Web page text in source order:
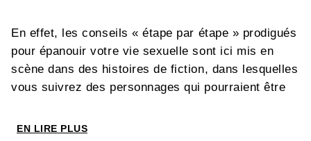
En effet, les conseils « étape par étape » prodigués
pour épanouir votre vie sexuelle sont ici mis en
scène dans des histoires de fiction, dans lesquelles
vous suivrez des personnages qui pourraient être
EN LIRE PLUS